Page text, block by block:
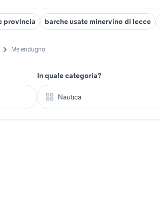
provincia barche usate minervino di lecce
Melendugno
In quale categoria?
Nautica